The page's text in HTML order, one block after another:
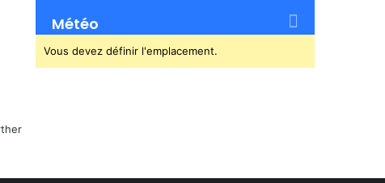
Météo
Vous devez définir l'emplacement.